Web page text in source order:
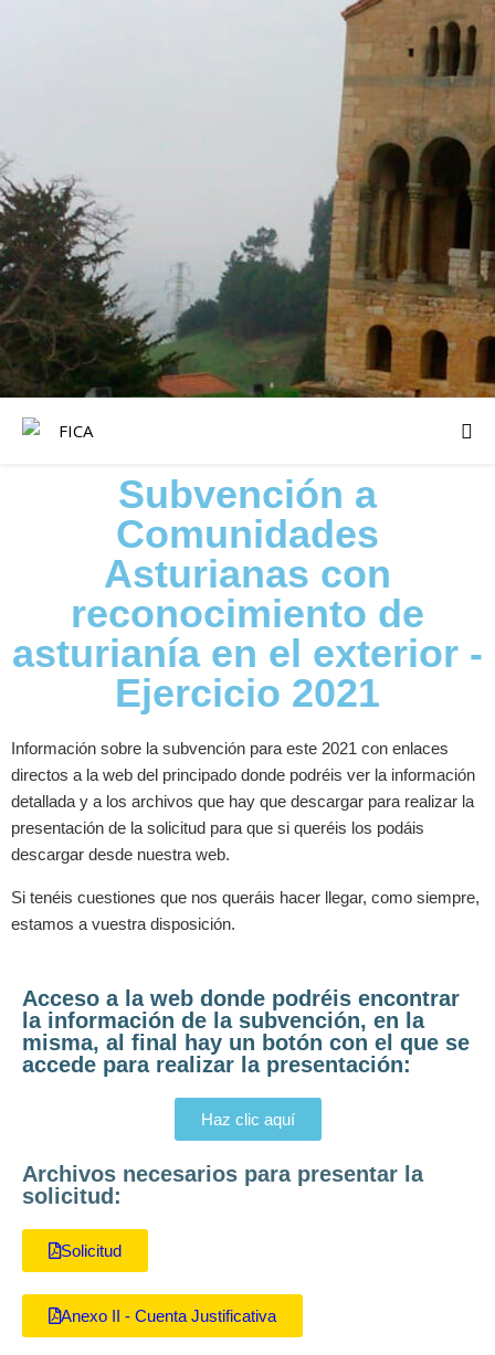
Subvención a
Comunidades
Asturianas con
reconocimiento de
asturianía en el exterior -
Ejercicio 2021
Información sobre la subvención para este 2021 con enlaces
directos a la web del principado donde podréis ver la información
detallada y a los archivos que hay que descargar para realizar la
presentación de la solicitud para que si queréis los podáis
descargar desde nuestra web.
Si tenéis cuestiones que nos queráis hacer llegar, como siempre,
estamos a vuestra disposición.
Acceso a la web donde podréis encontrar
la información de la subvención, en la
misma, al final hay un botón con el que se
accede para realizar la presentación:
Haz clic aquí
Archivos necesarios para presentar la
solicitud:
Solicitud
Anexo II - Cuenta Justificativa